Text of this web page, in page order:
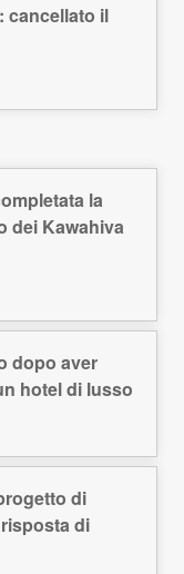
cancellato il
la
dei Kawahiva
dopo aver
hotel di lusso
di
di